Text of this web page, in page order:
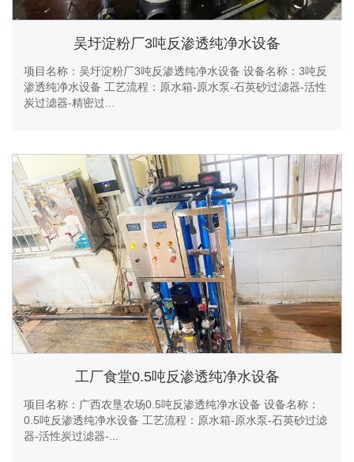
吴圩淀粉厂3吨反渗透纯净水设备
项目名称：吴圩淀粉厂3吨反渗透纯净水设备 设备名称：3吨反
渗透纯净水设备 工艺流程：原水箱-原水泵-石英砂过滤器-活性
炭过滤器-精密过...
工厂食堂0.5吨反渗透纯净水设备
项目名称：广西农垦农场0.5吨反渗透纯净水设备 设备名称：
0.5吨反渗透纯净水设备 工艺流程：原水箱-原水泵-石英砂过滤
器-活性炭过滤器-...